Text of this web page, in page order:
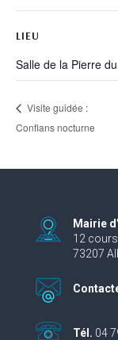
LIEU
Salle de la Pierre
Visite guidée :
Conflans nocturne
Mairie
12 cours
73207
Tél. 04